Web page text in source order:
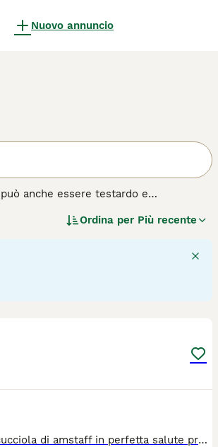
Nuovo annuncio
anche essere testardo e
moderato, sono spesso buoni con
verso altri cani una volta
con i cani. Leggi la nostra pagina di
Ordina per Più recente
Nisida Bellissima e dolce cucciola di amstaff in perfetta salute pronta per essere adiottata sono presenti i genitori e i nonni